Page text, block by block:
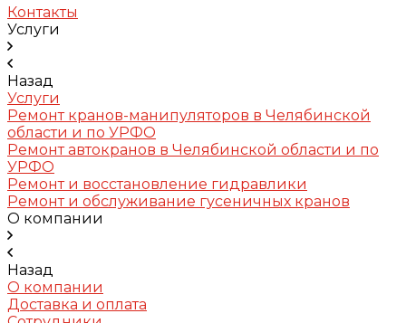
Контакты
Услуги
Назад
Услуги
Ремонт кранов-манипуляторов в Челябинской
области и по УРФО
Ремонт автокранов в Челябинской области и по
УРФО
Ремонт и восстановление гидравлики
Ремонт и обслуживание гусеничных кранов
О компании
Назад
О компании
Доставка и оплата